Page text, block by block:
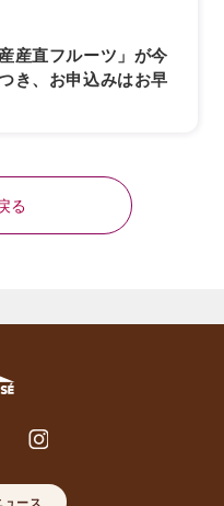
産直フルーツ」が今
き、お申込みはお早
る
ュース